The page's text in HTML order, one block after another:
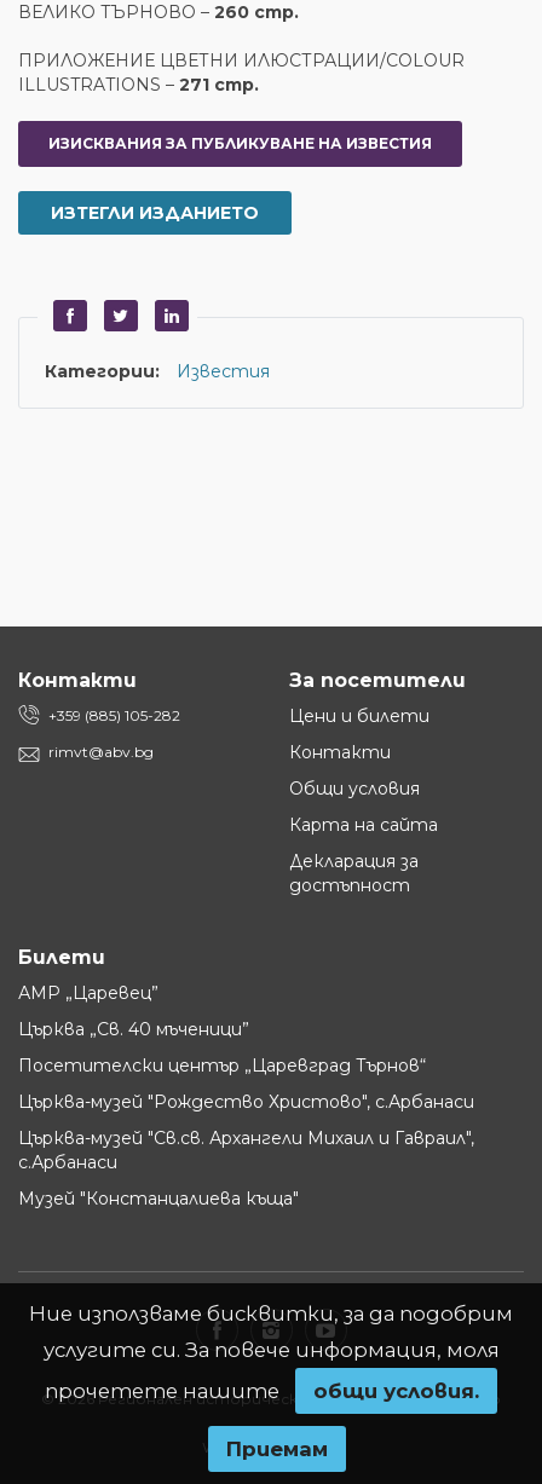
ВЕЛИКО ТЪРНОВО – 260 стр.
ПРИЛОЖЕНИЕ ЦВЕТНИ ИЛЮСТРАЦИИ/COLOUR
ILLUSTRATIONS – 271 стр.
ИЗИСКВАНИЯ ЗА ПУБЛИКУВАНЕ НА ИЗВЕСТИЯ
ИЗТЕГЛИ ИЗДАНИЕТО
Категории: Известия
Контакти
+359 (885) 105-282
rimvt@abv.bg
За посетители
Цени и билети
Контакти
Общи условия
Карта на сайта
Декларация за
достъпност
Билети
АМР „Царевец”
Църква „Св. 40 мъченици”
Посетителски център „Царевград Търнов“
Църква-музей "Рождество Христово", с.Арбанаси
Църква-музей "Св.св. Архангели Михаил и Гавраил",
с.Арбанаси
Музей "Констанцалиева къща"
© 2026 Регионален исторически музей - Велико Търново
Website byWebInfit
Ние използваме бисквитки, за да подобрим
услугите си. За повече информация, моля
прочетете нашите
oбщи условия.
Приемам